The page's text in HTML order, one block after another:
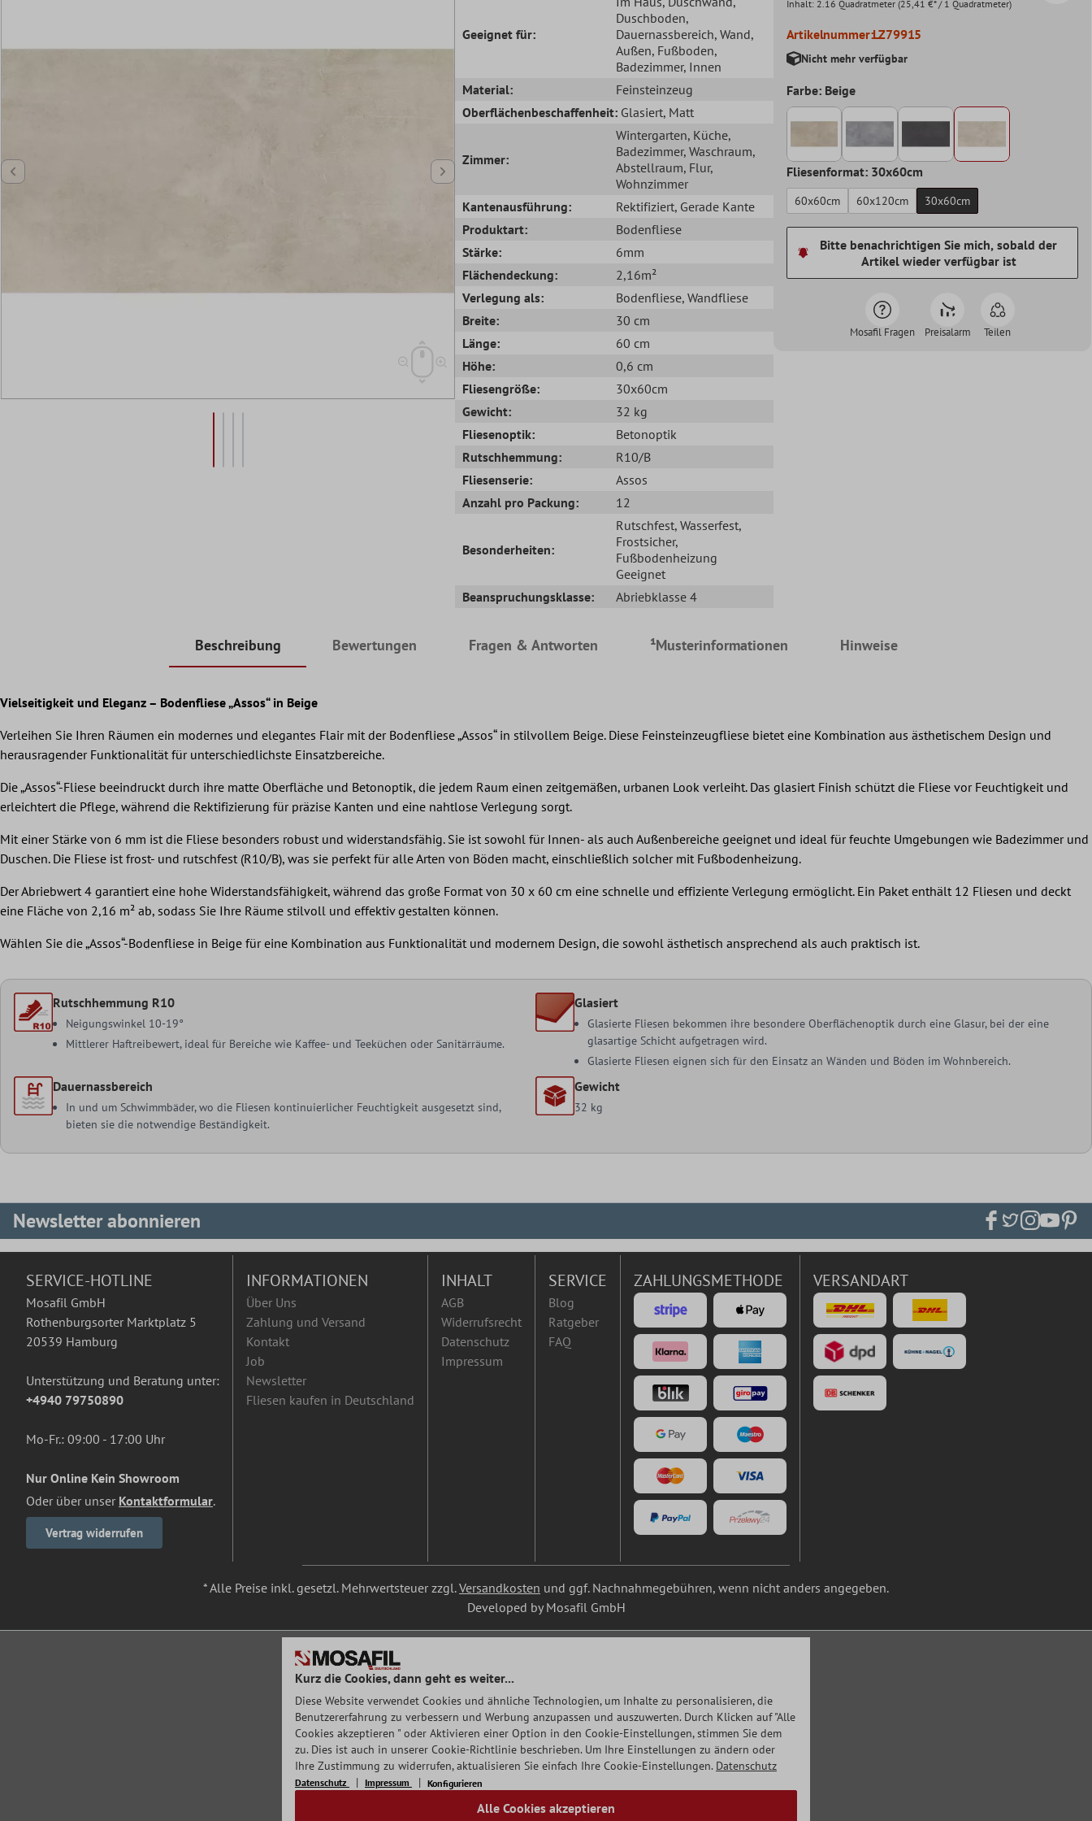
Geeignet für:
Duschboden,
Dauernassbereich, Wand,
Außen, Fußboden,
Badezimmer, Innen
Material:
Feinsteinzeug
Oberflächenbeschaffenheit: Glasiert, Matt
Zimmer:
Wintergarten, Küche,
Badezimmer, Waschraum,
Abstellraum, Flur,
Wohnzimmer
Kantenausführung:
Rektifiziert, Gerade Kante
Produktart:
Bodenfliese
Stärke:
6mm
Flächendeckung:
2,16m²
Verlegung als:
Bodenfliese, Wandfliese
Breite:
30 cm
Länge:
60 cm
Höhe:
0,6 cm
Fliesengröße:
30x60cm
Gewicht:
32 kg
Fliesenoptik:
Betonoptik
Rutschhemmung:
R10/B
Fliesenserie:
Assos
Anzahl pro Packung:
12
Besonderheiten:
Rutschfest, Wasserfest,
Frostsicher,
Fußbodenheizung
Geeignet
Beanspruchungsklasse:
Abriebklasse 4
Inhalt: 2.16 Quadratmeter (25,41 €* / 1 Quadratmeter)
Artikelnummer:LZ79915
Nicht mehr verfügbar
Farbe: Beige
Fliesenformat: 30x60cm
60x60cm 60x120cm 30x60cm
Bitte benachrichtigen Sie mich, sobald der
Artikel wieder verfügbar ist
Mosafil Fragen Preisalarm Teilen
Beschreibung Bewertungen Fragen & Antworten ¹Musterinformationen Hinweise
Vielseitigkeit und Eleganz – Bodenfliese „Assos“ in Beige
Verleihen Sie Ihren Räumen ein modernes und elegantes Flair mit der Bodenfliese „Assos“ in stilvollem Beige. Diese Feinsteinzeugfliese bietet eine Kombination aus ästhetischem Design und
herausragender Funktionalität für unterschiedlichste Einsatzbereiche.
Die „Assos“-Fliese beeindruckt durch ihre matte Oberfläche und Betonoptik, die jedem Raum einen zeitgemäßen, urbanen Look verleiht. Das glasiert Finish schützt die Fliese vor Feuchtigkeit und
erleichtert die Pflege, während die Rektifizierung für präzise Kanten und eine nahtlose Verlegung sorgt.
Mit einer Stärke von 6 mm ist die Fliese besonders robust und widerstandsfähig. Sie ist sowohl für Innen- als auch Außenbereiche geeignet und ideal für feuchte Umgebungen wie Badezimmer und
Duschen. Die Fliese ist frost- und rutschfest (R10/B), was sie perfekt für alle Arten von Böden macht, einschließlich solcher mit Fußbodenheizung.
Der Abriebwert 4 garantiert eine hohe Widerstandsfähigkeit, während das große Format von 30 x 60 cm eine schnelle und effiziente Verlegung ermöglicht. Ein Paket enthält 12 Fliesen und deckt
eine Fläche von 2,16 m² ab, sodass Sie Ihre Räume stilvoll und effektiv gestalten können.
Wählen Sie die „Assos“-Bodenfliese in Beige für eine Kombination aus Funktionalität und modernem Design, die sowohl ästhetisch ansprechend als auch praktisch ist.
Rutschhemmung R10
Neigungswinkel 10-19°
Mittlerer Haftreibewert, ideal für Bereiche wie Kaffee- und Teeküchen oder Sanitärräume.
Glasiert
Glasierte Fliesen bekommen ihre besondere Oberflächenoptik durch eine Glasur, bei der eine
glasartige Schicht aufgetragen wird.
Glasierte Fliesen eignen sich für den Einsatz an Wänden und Böden im Wohnbereich.
Dauernassbereich
In und um Schwimmbäder, wo die Fliesen kontinuierlicher Feuchtigkeit ausgesetzt sind,
bieten sie die notwendige Beständigkeit.
Gewicht
32 kg
Newsletter abonnieren
SERVICE-HOTLINE
Mosafil GmbH
Rothenburgsorter Marktplatz 5
20539 Hamburg
Unterstützung und Beratung unter:
+4940 79750890
Mo-Fr.: 09:00 - 17:00 Uhr
Nur Online Kein Showroom
Oder über unser Kontaktformular.
Vertrag widerrufen
INFORMATIONEN
Über Uns
Zahlung und Versand
Kontakt
Job
Newsletter
Fliesen kaufen in Deutschland
INHALT
AGB
Widerrufsrecht
Datenschutz
Impressum
SERVICE
Blog
Ratgeber
FAQ
ZAHLUNGSMETHODE VERSANDART
* Alle Preise inkl. gesetzl. Mehrwertsteuer zzgl.Versandkosten und ggf. Nachnahmegebühren, wenn nicht anders angegeben.
Developed by Mosafil GmbH
Kurz die Cookies, dann geht es weiter...
Diese Website verwendet Cookies und ähnliche Technologien, um Inhalte zu personalisieren, die
Benutzererfahrung zu verbessern und Werbung anzupassen und auszuwerten. Durch Klicken auf "Alle
Cookies akzeptieren " oder Aktivieren einer Option in den Cookie-Einstellungen, stimmen Sie dem
zu. Dies ist auch in unserer Cookie-Richtlinie beschrieben. Um Ihre Einstellungen zu ändern oder
Ihre Zustimmung zu widerrufen, aktualisieren Sie einfach Ihre Cookie-Einstellungen. Datenschutz
Datenschutz Impressum Konfigurieren
Alle Cookies akzeptieren